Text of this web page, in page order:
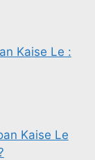
Kaise Le :
Kaise Le